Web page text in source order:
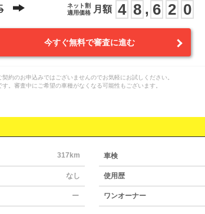
ネット割
適用価格
月額 4 8 , 6 2 0
今すぐ無料で審査に進む
約のお申込みではございませんのでお気軽にお試しください。
。審査中にご希望の車種がなくなる可能性もございます。
317km 車検
なし 使用歴
ー ワンオーナー